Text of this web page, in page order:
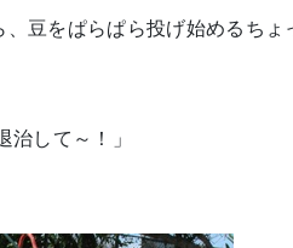
豆をぱらぱら投げ始めるち
して～！」